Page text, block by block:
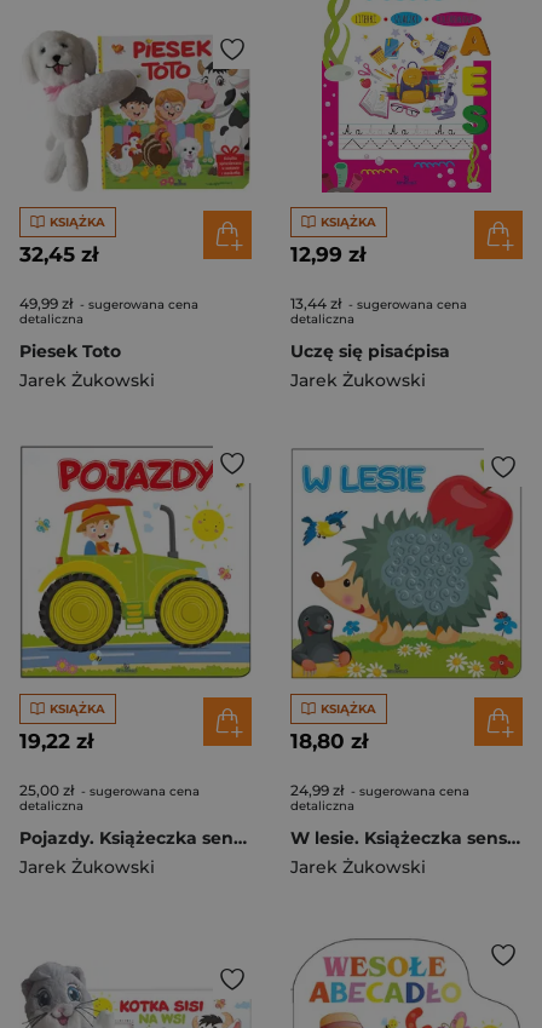
KSIĄŻKA
32,45 zł
49,99 zł - sugerowana cena
detaliczna
Piesek Toto
Jarek Żukowski
KSIĄŻKA
12,99 zł
13,44 zł - sugerowana cena
detaliczna
Uczę się pisaćpisa
Jarek Żukowski
KSIĄŻKA
19,22 zł
25,00 zł - sugerowana cena
detaliczna
Pojazdy. Książeczka sensoryczna
Jarek Żukowski
KSIĄŻKA
18,80 zł
24,99 zł - sugerowana cena
detaliczna
W lesie. Książeczka sensoryczna
Jarek Żukowski